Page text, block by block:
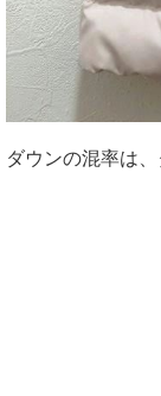
ダウンの混率は